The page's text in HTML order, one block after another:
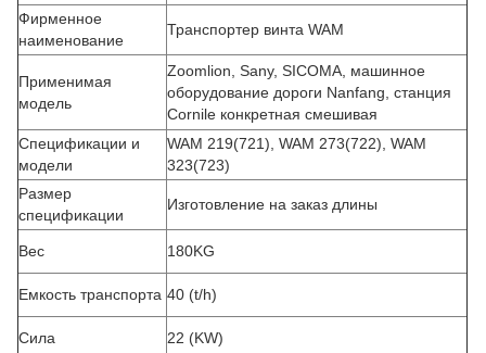
Фирменное
наименование
Транспортер винта WAM
Применимая
модель
Zoomlion, Sany, SICOMA, машинное
оборудование дороги Nanfang, станция
Cornile конкретная смешивая
Спецификации и
модели
WAM 219(721), WAM 273(722), WAM
323(723)
Размер
спецификации
Изготовление на заказ длины
Вес 180KG
Емкость транспорта 40 (t/h)
Сила 22 (KW)